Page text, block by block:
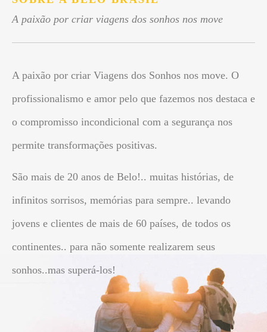
A paixão por criar viagens dos sonhos nos move
A paixão por criar Viagens dos Sonhos nos move. O
profissionalismo e amor pelo que fazemos nos destaca e
o compromisso incondicional com a segurança nos
permite transformações positivas.
São mais de 20 anos de Belo!.. muitas histórias, de
infinitos sorrisos, memórias para sempre.. levando
jovens e clientes de mais de 60 países, de todos os
continentes.. para não somente realizarem seus
sonhos..mas superá-los!